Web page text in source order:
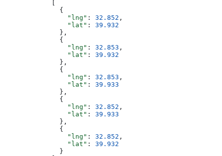
              {
                "lng"
: 32.852 ,
                "lat"
: 39.932
              },
              {
                "lng"
: 32.853 ,
                "lat"
: 39.932
              },
              {
                "lng"
: 32.853 ,
                "lat"
: 39.933
              },
              {
                "lng"
: 32.852 ,
                "lat"
: 39.933
              },
              {
                "lng"
: 32.852 ,
                "lat"
: 39.932
              }